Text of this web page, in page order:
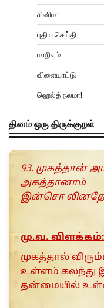
சினிமா
புதிய செய்தி
மாநிலம்
விளையாட்டு
ஹெல்த் நலமா!
தினம் ஒரு திருக்குறள்
93. முகத்தான்
அகத்தானாம்
இன்சொ
மு.வ. விளக்கம்:
முகத்தால்
உள்ளம் கலந்து
தன்மையில்